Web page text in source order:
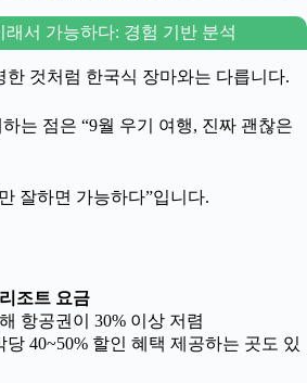
래서 가능하다: 경험 기반 분석
한 것처럼 한국식 장마와는 다릅니다.
는 점은 “9월 우기 여행, 진짜 괜찮은
잘하면 가능하다”입니다.
조트 요금
항공권이 30% 이상 저렴
당 40~50% 할인 혜택 제공하는 곳도 있